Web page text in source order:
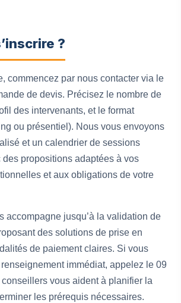
?
commencez par nous contacter via le
de devis. Précisez le nombre de
des intervenants, et le format
ou présentiel). Nous vous envoyons
et un calendrier de sessions
propositions adaptées à vos
et aux obligations de votre
accompagne jusqu’à la validation de
des solutions de prise en
de paiement claires. Si vous
immédiat, appelez le 09
vous aident à planifier la
les prérequis nécessaires.